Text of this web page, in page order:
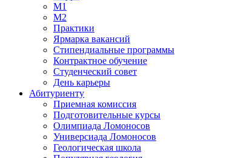
М1
М2
Практики
Ярмарка вакансий
Стипендиальные программы
Контрактное обучение
Студенческий совет
День карьеры
Абитуриенту
Приемная комиссия
Подготовительные курсы
Олимпиада Ломоносов
Универсиада Ломоносов
Геологическая школа